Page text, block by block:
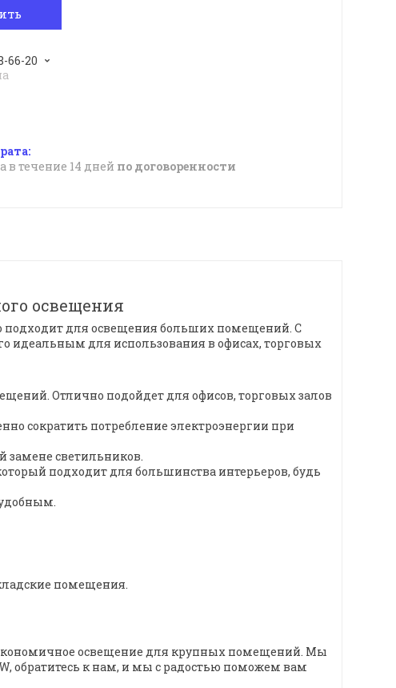
66-20
в течение 14 дней по договоренности
освещения
подходит для освещения больших помещений. С
идеальным для использования в офисах, торговых
Отлично подойдет для офисов, торговых залов
сократить потребление электроэнергии при
замене светильников.
подходит для большинства интерьеров, будь
помещения.
экономичное освещение для крупных помещений. Мы
обратитесь к нам, и мы с радостью поможем вам